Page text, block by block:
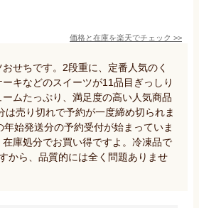
価格と在庫を楽天でチェック >>
せちです。2段重に、定番人気のく
キなどのスイーツが11品目ぎっしり
ムたっぷり、満足度の高い人気商品
は売り切れで予約が一度締め切られま
年始発送分の予約受付が始まっていま
庫処分でお買い得ですよ。冷凍品で
から、品質的には全く問題ありませ